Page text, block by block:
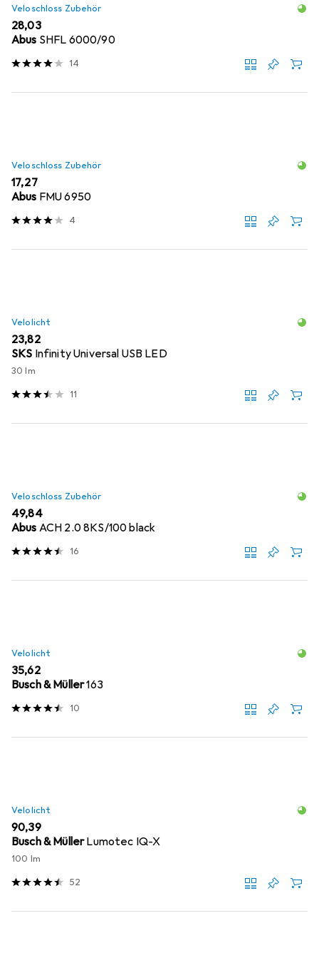
Veloschloss Zubehör
EUR
28,03
Abus SHFL 6000/90
14
Veloschloss Zubehör
EUR
17,27
Abus FMU 6950
4
Velolicht
EUR
23,82
SKS Infinity Universal USB LED
30 lm
11
Veloschloss Zubehör
EUR
49,84
Abus ACH 2.0 8KS/100 black
16
Velolicht
EUR
35,62
Busch & Müller163
10
Velolicht
EUR
90,39
Busch & MüllerLumotec IQ-X
100 lm
52